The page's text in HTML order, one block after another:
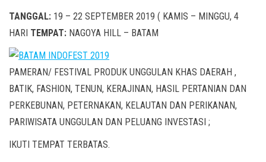
TANGGAL: 19 – 22 SEPTEMBER 2019 ( KAMIS – MINGGU, 4
HARI TEMPAT: NAGOYA HILL – BATAM
PAMERAN/ FESTIVAL PRODUK UNGGULAN KHAS DAERAH ,
BATIK, FASHION, TENUN, KERAJINAN, HASIL PERTANIAN DAN
PERKEBUNAN, PETERNAKAN, KELAUTAN DAN PERIKANAN,
PARIWISATA UNGGULAN DAN PELUANG INVESTASI ;
IKUTI TEMPAT TERBATAS.